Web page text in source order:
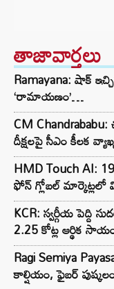
తాజావార్తలు
Ramayana: షాక్
‘రామాయణం’…
CM
దీక్షలపై సీఎం కీలక
HMD Touch AI:
ఫోన్ గ్లోబల్ మార్కెట్లలో
KCR: స్వర్గీయ పెద్ది
2.25 కోట్ల ఆర్థిక
Ragi Semiya
కాల్షియం, ఫైబర్